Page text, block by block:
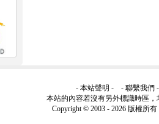
- 本站聲明 - - 聯繫我們
本站的內容若沒有另外標識時區，
Copyright © 2003 - 2026 版權所有